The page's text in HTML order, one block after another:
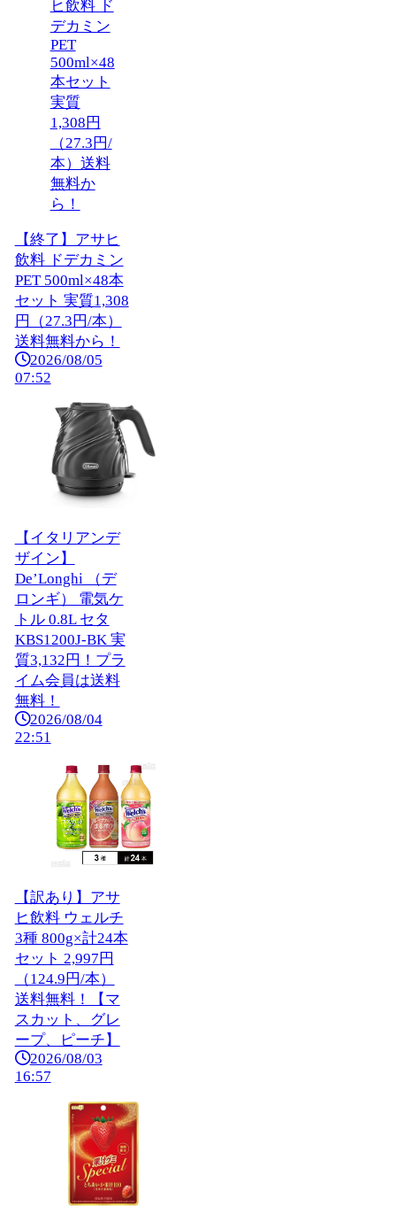
【終了】アサヒ
飲料 ドデカミン
PET 500ml×48本
セット 実質1,308
円（27.3円/本）
送料無料から！
2026/08/05
07:52
【イタリアンデ
ザイン】
De’Longhi （デ
ロンギ） 電気ケ
トル 0.8L セタ
KBS1200J-BK 実
質3,132円！プラ
イム会員は送料
無料！
2026/08/04
22:51
【訳あり】アサ
ヒ飲料 ウェルチ
3種 800g×計24本
セット 2,997円
（124.9円/本）
送料無料！【マ
スカット、グレ
ープ、ピーチ】
2026/08/03
16:57